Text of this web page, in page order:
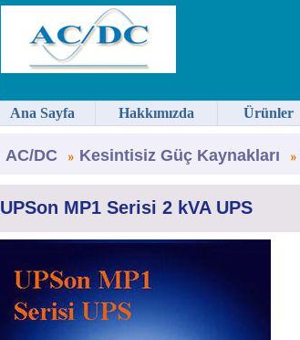
AC/DC Kesintisiz Güç Kaynakları
UPSon MP1 Serisi 2 kVA UPS
Ana Sayfa Hakkımızda Ürünler